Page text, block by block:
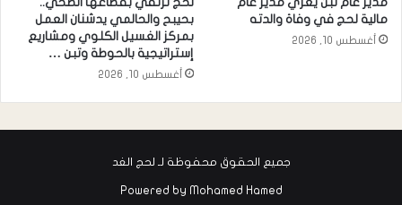
مالية لحج في وفاة والدته
أغسطس 10, 2026
بحيبح والحالمي يدشنان العمل
بمركز الغسيل الكلوي ومشاريع
إستراتيجية بالحوطة وتبن …
أغسطس 10, 2026
جميع الحقوق محفوظة لـ لحج الغد
Powered by Mohamed Hamed